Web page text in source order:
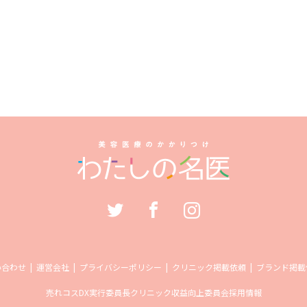
わせ 運営会社 プライバシーポリシー クリニック掲載依頼 ブランド掲
売れコスDX実行委員長クリニック収益向上委員会採用情報